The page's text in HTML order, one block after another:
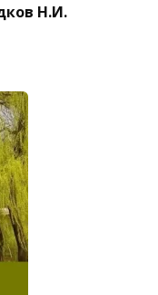
Н.И.